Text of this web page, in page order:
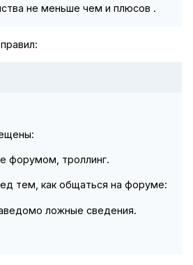
не меньше чем и плюсов .
форумом, троллинг.
тем, как общаться на форуме:
ложные сведения.